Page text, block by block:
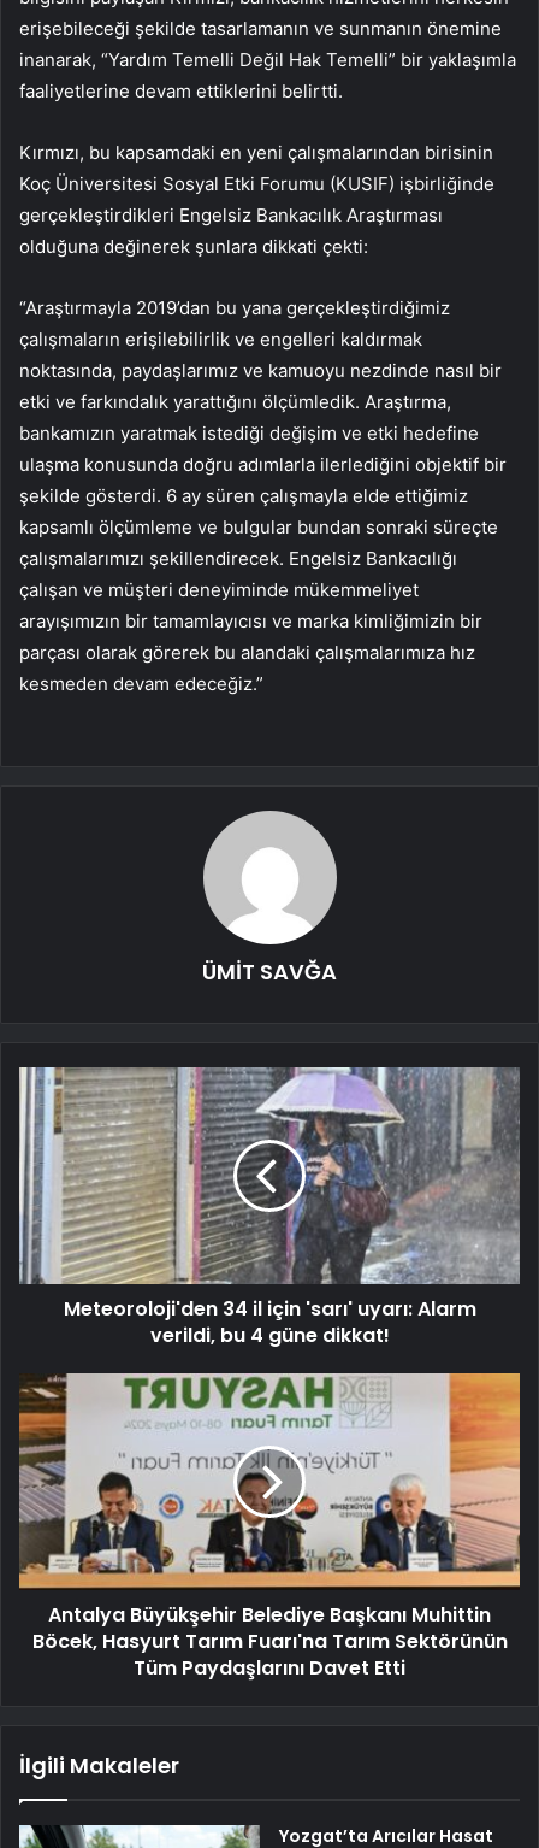
erişebileceği şekilde tasarlamanın ve sunmanın önemine
inanarak, “Yardım Temelli Değil Hak Temelli” bir yaklaşımla
faaliyetlerine devam ettiklerini belirtti.
Kırmızı, bu kapsamdaki en yeni çalışmalarından birisinin
Koç Üniversitesi Sosyal Etki Forumu (KUSIF) işbirliğinde
gerçekleştirdikleri Engelsiz Bankacılık Araştırması
olduğuna değinerek şunlara dikkati çekti:
“Araştırmayla 2019’dan bu yana gerçekleştirdiğimiz
çalışmaların erişilebilirlik ve engelleri kaldırmak
noktasında, paydaşlarımız ve kamuoyu nezdinde nasıl bir
etki ve farkındalık yarattığını ölçümledik. Araştırma,
bankamızın yaratmak istediği değişim ve etki hedefine
ulaşma konusunda doğru adımlarla ilerlediğini objektif bir
şekilde gösterdi. 6 ay süren çalışmayla elde ettiğimiz
kapsamlı ölçümleme ve bulgular bundan sonraki süreçte
çalışmalarımızı şekillendirecek. Engelsiz Bankacılığı
çalışan ve müşteri deneyiminde mükemmeliyet
arayışımızın bir tamamlayıcısı ve marka kimliğimizin bir
parçası olarak görerek bu alandaki çalışmalarımıza hız
kesmeden devam edeceğiz.”
ÜMİT SAVĞA
Meteoroloji'den 34 il için 'sarı' uyarı: Alarm
verildi, bu 4 güne dikkat!
Antalya Büyükşehir Belediye Başkanı Muhittin
Böcek, Hasyurt Tarım Fuarı'na Tarım Sektörünün
Tüm Paydaşlarını Davet Etti
İlgili Makaleler
Yozgat’ta Arıcılar Hasat